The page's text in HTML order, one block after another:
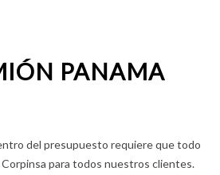
PANAMA
del presupuesto requiere que todo
para todos nuestros clientes.